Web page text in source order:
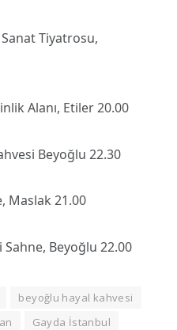
Tiyatrosu,
Alanı, Etiler 20.00
Beyoğlu 22.30
Maslak 21.00
Beyoğlu 22.00
beyoğlu hayal kahvesi
Gayda İstanbul